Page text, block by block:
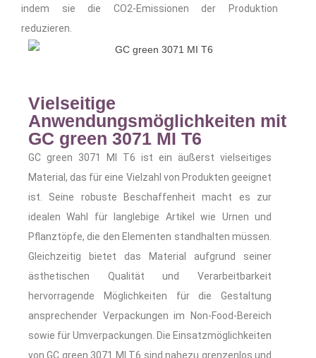
indem sie die CO2-Emissionen der Produktion
reduzieren.
Vielseitige
Anwendungsmöglichkeiten mit
GC green 3071 MI T6
GC green 3071 MI T6 ist ein äußerst vielseitiges
Material, das für eine Vielzahl von Produkten geeignet
ist. Seine robuste Beschaffenheit macht es zur
idealen Wahl für langlebige Artikel wie Urnen und
Pflanztöpfe, die den Elementen standhalten müssen.
Gleichzeitig bietet das Material aufgrund seiner
ästhetischen Qualität und Verarbeitbarkeit
hervorragende Möglichkeiten für die Gestaltung
ansprechender Verpackungen im Non-Food-Bereich
sowie für Umverpackungen. Die Einsatzmöglichkeiten
von GC green 3071 MI T6 sind nahezu grenzenlos und